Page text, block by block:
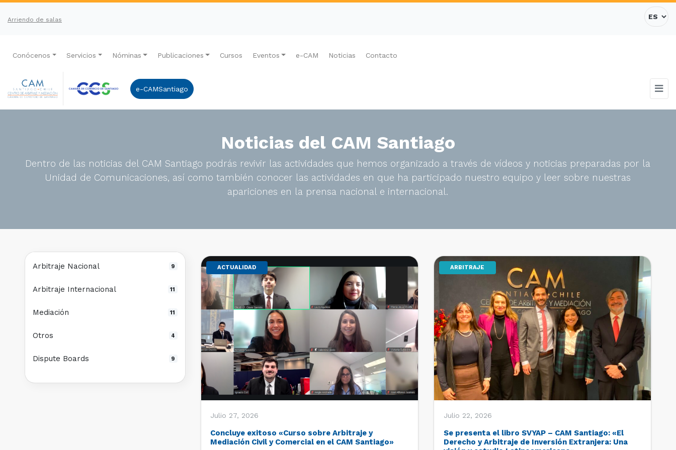
Arriendo de salas
Conócenos Servicios Nóminas Publicaciones Cursos Eventos e-CAM Noticias Contacto
e-CAMSantiago
Noticias del CAM Santiago
Dentro de las noticias del CAM Santiago podrás revivir las actividades que hemos organizado a través de vídeos y noticias preparadas por la
Unidad de Comunicaciones, así como también conocer las actividades en que ha participado nuestro equipo y leer sobre nuestras
apariciones en la prensa nacional e internacional.
ACTUALIDAD
Julio 27, 2026
Concluye exitoso «Curso sobre Arbitraje y
Mediación Civil y Comercial en el CAM Santiago»
ARBITRAJE
Julio 22, 2026
Se presenta el libro SVYAP – CAM Santiago: «El
Derecho y Arbitraje de Inversión Extranjera: Una
Arbitraje Nacional 9
Arbitraje Internacional 11
Mediación 11
Otros 4
Dispute Boards 9